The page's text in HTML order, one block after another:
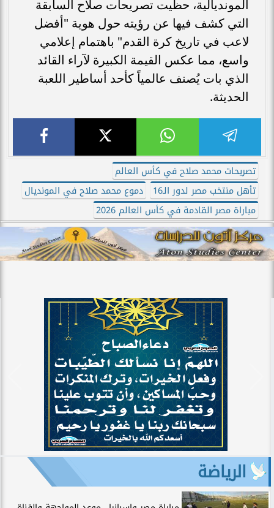
المونديالية، حظيت تصريحات صلاح السابقة
التي كشف فيها عن رؤيته حول هوية "أفضل
لاعب في تاريخ كرة القدم" باهتمام إعلامي
واسع، مما عكس القيمة الكبيرة لآراء القائد
الذي بات يُصنف عالمياً كأحد أساطير اللعبة
الحديثة.
تصريحات محمد صلاح في كأس العالم
تأهل منتخب مصر لدور الـ16
دموع محمد صلاح في المونديال
مباراة مصر القادمة في كأس العالم 2026
الرياضة